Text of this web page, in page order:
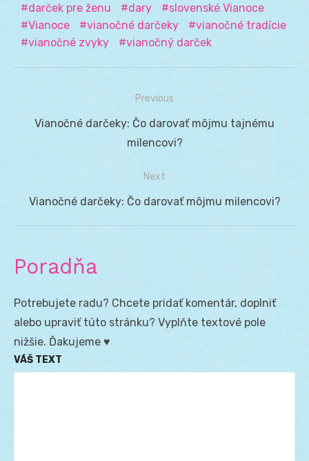
darček pre ženu
dary
slovenské Vianoce
Vianoce
vianočné darčeky
vianočné tradície
vianočné zvyky
vianočný darček
Navigácia
Previous
Previous
Vianočné darčeky: Čo darovať môjmu tajnému
milencovi?
Next
Next
Vianočné darčeky: Čo darovať môjmu milencovi?
Poradňa
Potrebujete radu? Chcete pridať komentár, doplniť
alebo upraviť túto stránku? Vyplňte textové pole
nižšie. Ďakujeme ♥
VÁŠ TEXT